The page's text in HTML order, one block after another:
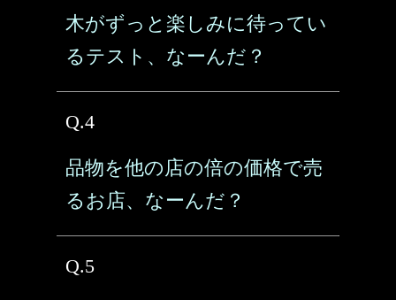
木がずっと楽しみに待ってい
るテスト、なーんだ？
Q.4
品物を他の店の倍の価格で売
るお店、なーんだ？
Q.5